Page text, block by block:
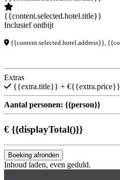
{{content.selected.hotel.title}}
Inclusief ontbijt
{{content.selected.hotel.address}},
Extras
{{extra.title}} +
Aantal personen: {{person}}
€ {{displayTotal()}}
Boeking afronden
Inhoud laden, even geduld.